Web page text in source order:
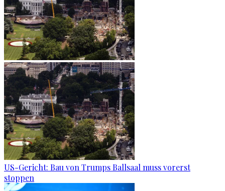
US-Gericht: Bau von Trumps Ballsaal muss vorerst
stoppen